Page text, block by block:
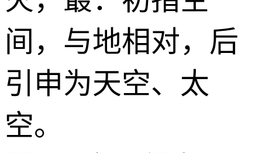
间，与地相对，后
引申为天空、太
空。